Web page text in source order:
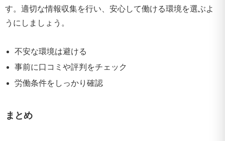
す。適切な情報収集を行い、安心して働ける環境を選ぶよ
うにしましょう。
不安な環境は避ける
事前に口コミや評判をチェック
労働条件をしっかり確認
まとめ